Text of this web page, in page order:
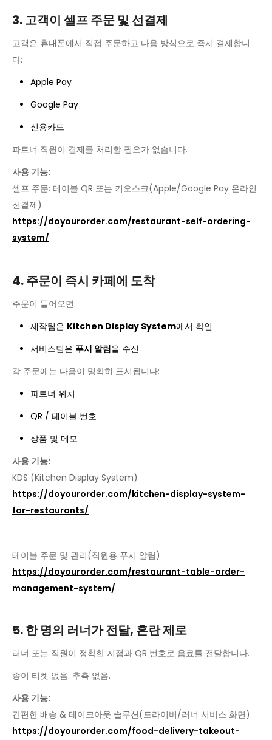
3. 고객이 셀프 주문 및 선결제
고객은 휴대폰에서 직접 주문하고 다음 방식으로 즉시 결제합니
다:
Apple Pay
Google Pay
신용카드
파트너 직원이 결제를 처리할 필요가 없습니다.
사용 기능:
셀프 주문: 테이블 QR 또는 키오스크(Apple/Google Pay 온라인
선결제)
https://doyourorder.com/restaurant-self-ordering-
system/
4. 주문이 즉시 카페에 도착
주문이 들어오면:
제작팀은 Kitchen Display System에서 확인
서비스팀은 푸시 알림을 수신
각 주문에는 다음이 명확히 표시됩니다:
파트너 위치
QR / 테이블 번호
상품 및 메모
사용 기능:
KDS (Kitchen Display System)
https://doyourorder.com/kitchen-display-system-
for-restaurants/
테이블 주문 및 관리(직원용 푸시 알림)
https://doyourorder.com/restaurant-table-order-
management-system/
5. 한 명의 러너가 전달, 혼란 제로
러너 또는 직원이 정확한 지점과 QR 번호로 음료를 전달합니다.
종이 티켓 없음. 추측 없음.
사용 기능:
간편한 배송 & 테이크아웃 솔루션(드라이버/러너 서비스 화면)
https://doyourorder.com/food-delivery-takeout-